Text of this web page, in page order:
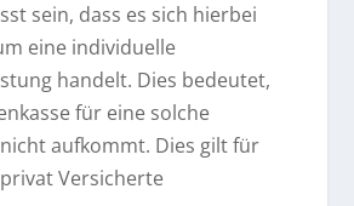
sein, dass es sich hierbei
eine individuelle
handelt. Dies bedeutet,
für eine solche
aufkommt. Dies gilt für
Versicherte